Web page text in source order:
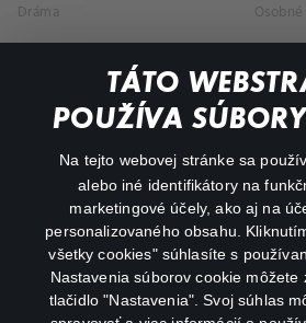
TÁTO
POUŽÍVA
Na tejto webovej stránke sa
alebo iné identifikátory na
marketingové účely, ako aj na
personalizovaného obsahu.
všetky cookies" súhlasíte s
Nastavenia súborov cookie môžete
tlačidlo "Nastavenia". Svoj súhlas
Dráma
O aplikácii Canal+